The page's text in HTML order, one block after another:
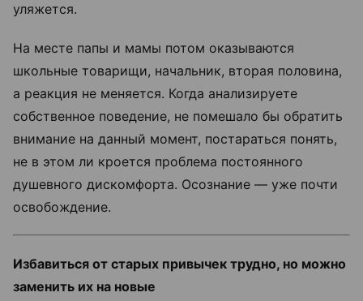
уляжется.
На месте папы и мамы потом оказываются
школьные товарищи, начальник, вторая половина,
а реакция не меняется. Когда анализируете
собственное поведение, не помешало бы обратить
внимание на данный момент, постараться понять,
не в этом ли кроется проблема постоянного
душевного дискомфорта. Осознание — уже почти
освобождение.
Избавиться от старых привычек трудно, но можно
заменить их на новые